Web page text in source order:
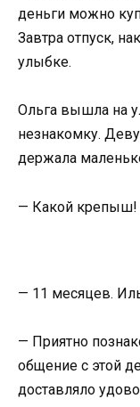
деньги можно
Завтра отпуск,
улыбке.
Ольга вышла на
незнакомку.
держала
— Какой крепыш!
— 11 месяцев.
— Приятно
общение с этой
доставляло